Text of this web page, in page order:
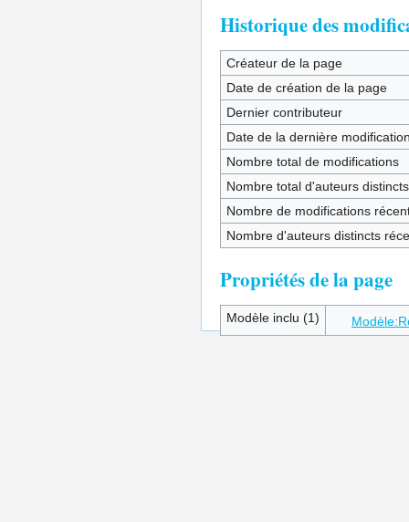
Historique des
Créateur de la page
Date de création de la page
Dernier contributeur
Date de la dernière
Nombre total de modifications
Nombre total d'auteurs distincts
Nombre de modifications
Nombre d'auteurs distincts
Propriétés de la page
Modèle inclu (1)